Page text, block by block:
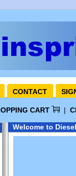
CONTACT
CART |
Welcome to